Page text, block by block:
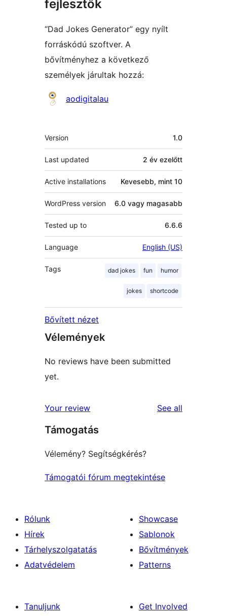
fejlesztők
“Dad Jokes Generator” egy nyílt
forráskódú szoftver. A
bővítményhez a következő
személyek járultak hozzá:
Közreműködők
aodigitalau
Meta
Version 1.0
Last updated 2 év ezelőtt
Active installations Kevesebb, mint 10
WordPress version 6.0 vagy magasabb
Tested up to 6.6.6
Language English (US)
Tags dad jokes fun humor
jokes shortcode
Bővített nézet
Vélemények
No reviews have been submitted
yet.
Your review See all
Támogatás
Vélemény? Segítségkérés?
Támogatói fórum megtekintése
Rólunk
Hírek
Tárhelyszolgatatás
Adatvédelem
Showcase
Sablonok
Bővítmények
Patterns
Tanuljunk
Get Involved